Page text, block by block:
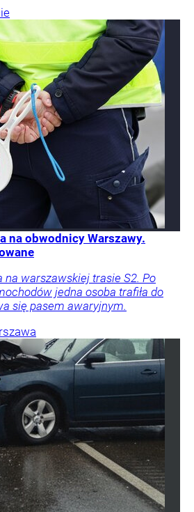
na obwodnicy Warszawy.
na warszawskiej trasie S2. Po
jedna osoba trafiła do
się pasem awaryjnym.